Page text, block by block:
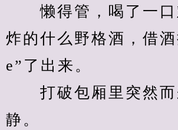
懒得管，喝了一口
炸的什么野格酒，借
e”了出来。
打破包厢里突然而
静。